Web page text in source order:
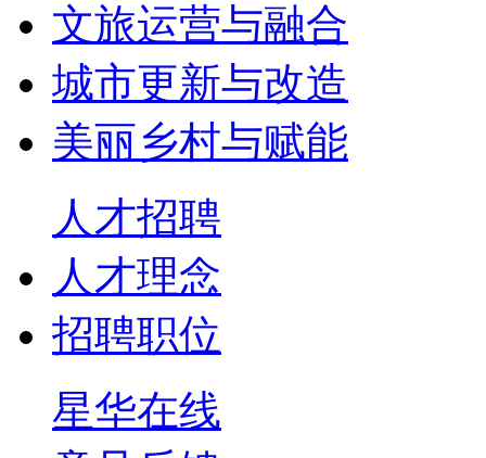
文旅运营与融合
城市更新与改造
美丽乡村与赋能
人才招聘
人才理念
招聘职位
星华在线